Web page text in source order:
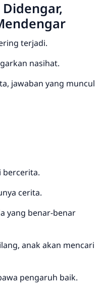
terjadi.
nasihat.
jawaban yang muncul
bercerita.
cerita.
yang benar-benar
anak akan mencari
pengaruh baik.